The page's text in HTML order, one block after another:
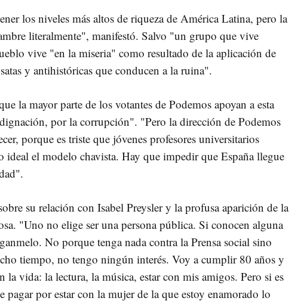
los niveles más altos de riqueza de América Latina, pero la
literalmente", manifestó. Salvo "un grupo que vive
vive "en la miseria" como resultado de la aplicación de
y antihistóricas que conducen a la ruina".
la mayor parte de los votantes de Podemos apoyan a esta
por la corrupción". "Pero la dirección de Podemos
porque es triste que jóvenes profesores universitarios
ideal el modelo chavista. Hay que impedir que España llegue
su relación con Isabel Preysler y la profusa aparición de la
"Uno no elige ser una persona pública. Si conocen alguna
No porque tenga nada contra la Prensa social sino
tiempo, no tengo ningún interés. Voy a cumplir 80 años y
la vida: la lectura, la música, estar con mis amigos. Pero si es
pagar por estar con la mujer de la que estoy enamorado lo